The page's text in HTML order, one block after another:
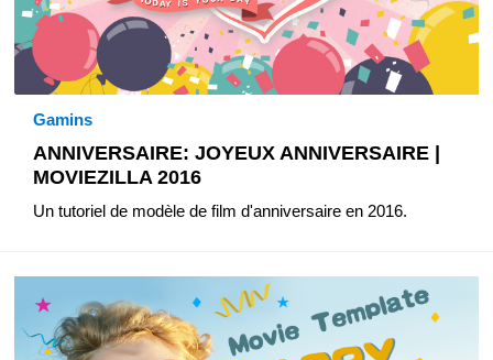
Gamins
ANNIVERSAIRE: JOYEUX ANNIVERSAIRE |
MOVIEZILLA 2016
Un tutoriel de modèle de film d'anniversaire en 2016.